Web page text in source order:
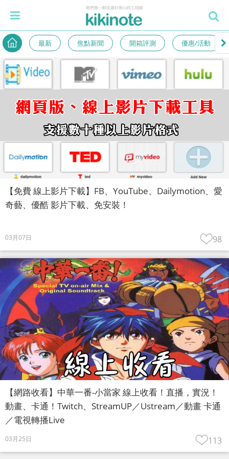
最新 焦點新聞 開箱評測 優惠/活動
【免費 線上影片下載】FB、YouTube、Dailymotion、愛
奇藝、優酷 影片下載、免安裝！
03月07日 98
【網路收看】中華一番-小當家 線上收看！直播，實況！
動畫、卡通！Twitch、StreamUP／Ustream／動畫 卡通
／電視轉播Live
03月25日 113